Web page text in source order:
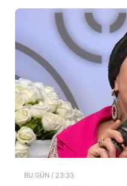
BU GÜN / 23:33